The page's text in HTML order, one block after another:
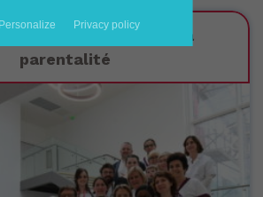
à la naissance et la
parentalité
Personalize Privacy policy